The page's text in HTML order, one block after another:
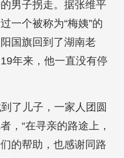
男子拐走。据张维平
一个被称为“梅姨”的
国旗回到了湖南老
年来，他一直没有停
了儿子，一家人团圆
，“在寻亲的路途上，
的帮助，也感谢同路